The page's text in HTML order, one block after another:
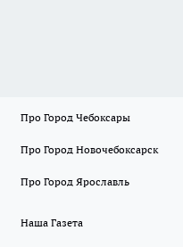
Про Город Чебоксары
Про Город Новочебоксарск
Про Город Ярославль
Наша Газета